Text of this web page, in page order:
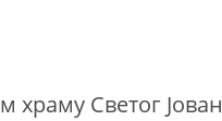
храму Светог